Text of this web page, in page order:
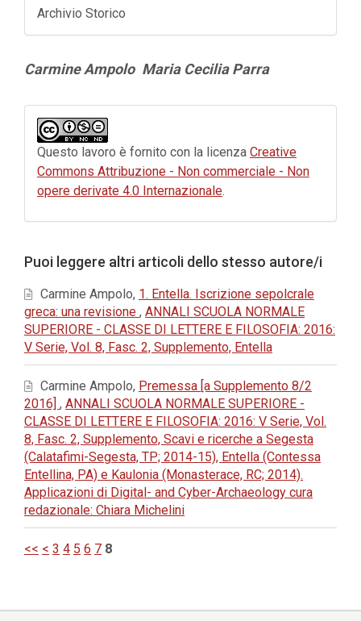
Archivio Storico
Contenuto
principale
dell'articolo
Carmine Ampolo Maria Cecilia Parra
Dettagli
dell'articolo
Questo lavoro è fornito con la licenza Creative
Commons Attribuzione - Non commerciale - Non
opere derivate 4.0 Internazionale.
Puoi leggere altri articoli dello stesso autore/i
Carmine Ampolo, 1. Entella. Iscrizione sepolcrale
greca: una revisione , ANNALI SCUOLA NORMALE
SUPERIORE - CLASSE DI LETTERE E FILOSOFIA: 2016:
V Serie, Vol. 8, Fasc. 2, Supplemento, Entella
Carmine Ampolo, Premessa [a Supplemento 8/2
2016] , ANNALI SCUOLA NORMALE SUPERIORE -
CLASSE DI LETTERE E FILOSOFIA: 2016: V Serie, Vol.
8, Fasc. 2, Supplemento, Scavi e ricerche a Segesta
(Calatafimi-Segesta, TP; 2014-15), Entella (Contessa
Entellina, PA) e Kaulonia (Monasterace, RC; 2014).
Applicazioni di Digital- and Cyber-Archaeology cura
redazionale: Chiara Michelini
<< < 3 4 5 6 7 8